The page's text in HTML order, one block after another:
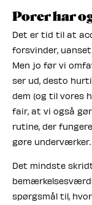
Porer har
Det er tid til at
forsvinder, uanset
Men jo før vi
ser ud, desto
dem (og til vores
fair, at vi også
rutine, der
gøre underværker.
Det mindste
spørgsmål til,